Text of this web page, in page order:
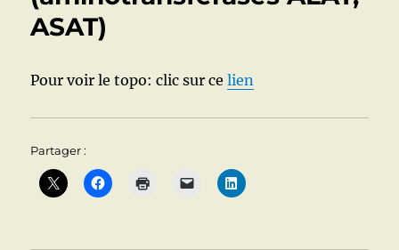
ASAT)
Pour voir le topo: clic sur celien
Partager :